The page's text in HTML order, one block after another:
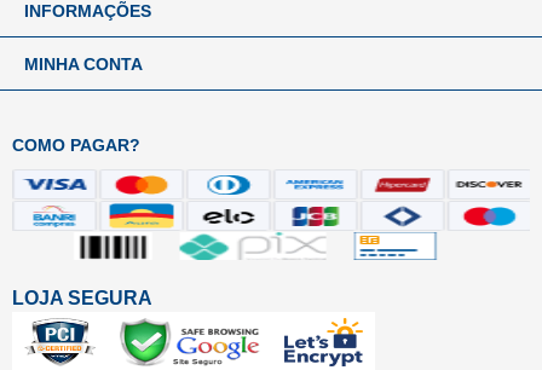
INFORMAÇÕES
MINHA CONTA
COMO PAGAR?
LOJA SEGURA